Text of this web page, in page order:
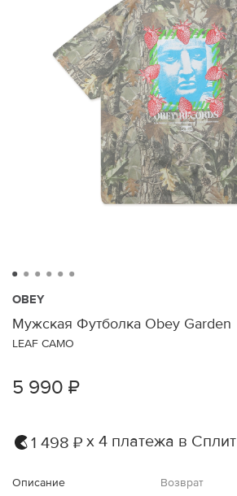
OBEY
Мужская Футболка Obey Garden
LEAF CAMO
5 990 ₽
1 498 ₽ х 4 платежа в Сплит
Описание Возврат